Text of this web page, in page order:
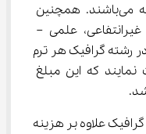
دانشجویان ملزم به پرداخت شهریه می‌باشند. همچنین
پیام نور، غیرانتفاعی، علمی –
رشته گرافیک هر ترم
که این مبلغ
علاوه بر هزینه